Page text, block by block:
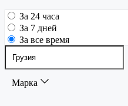
За 24 часа
За 7 дней
За все время
Марка